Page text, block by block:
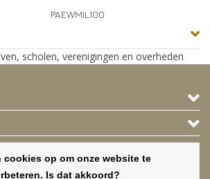
PAEWMIL100
scholen, verenigingen en overheden
cookies op om onze website te
Is dat akkoord?